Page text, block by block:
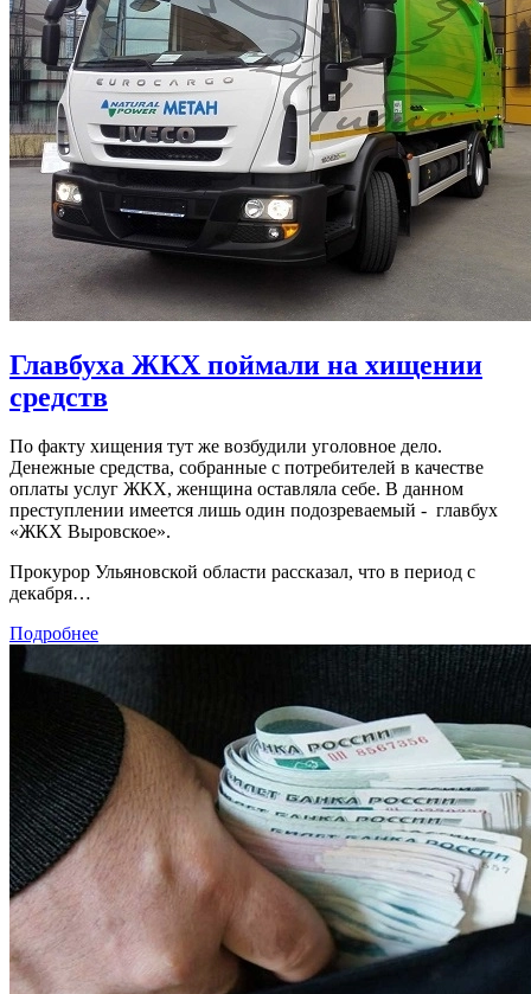
Главбуха ЖКХ поймали на хищении
средств
По факту хищения тут же возбудили уголовное дело.
Денежные средства, собранные с потребителей в качестве
оплаты услуг ЖКХ, женщина оставляла себе. В данном
преступлении имеется лишь один подозреваемый - главбух
«ЖКХ Выровское».
Прокурор Ульяновской области рассказал, что в период с
декабря…
Подробнее